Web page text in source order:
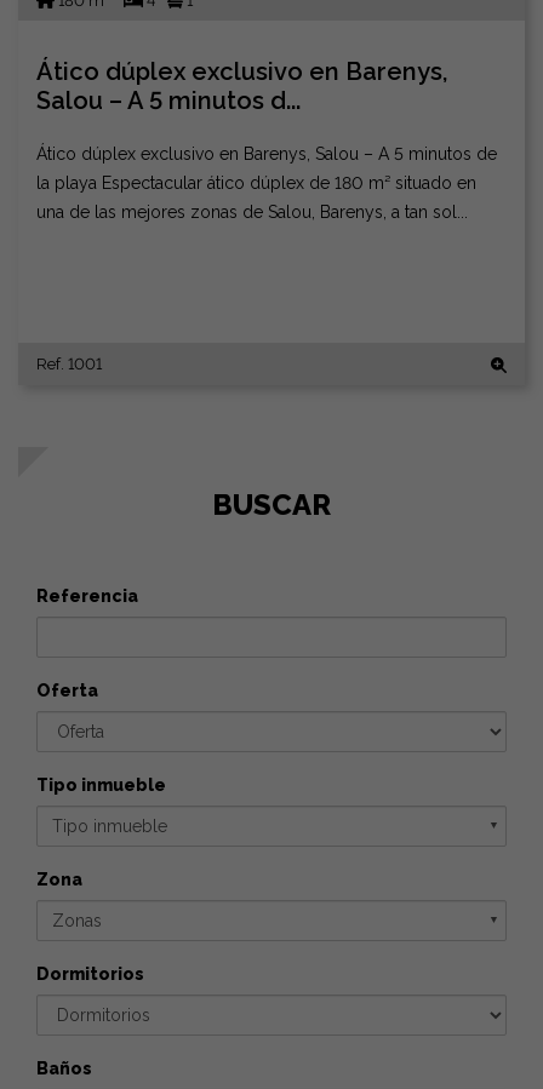
Ático dúplex exclusivo en Barenys,
Salou – A 5 minutos d...
Ático dúplex exclusivo en Barenys, Salou – A 5 minutos de
la playa Espectacular ático dúplex de 180 m² situado en
una de las mejores zonas de Salou, Barenys, a tan sol...
Ref. 1001
BUSCAR
Referencia
Oferta
Tipo inmueble
Tipo inmueble ▼
Zona
Zonas ▼
Dormitorios
Baños